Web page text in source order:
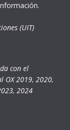
(UIT)
con el
OX 2019, 2020,
2024